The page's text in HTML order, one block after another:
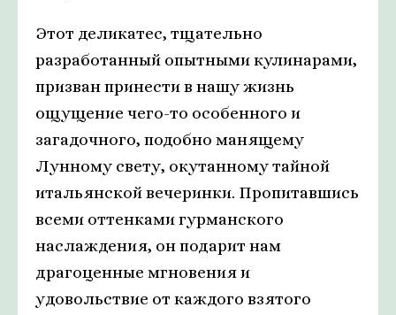
Этот деликатес, тщательно
разработанный опытными кулинарами,
призван принести в нашу жизнь
ощущение чего-то особенного и
загадочного, подобно манящему
Лунному свету, окутанному тайной
итальянской вечеринки. Пропитавшись
всеми оттенками гурманского
наслаждения, он подарит нам
драгоценные мгновения и
удовольствие от каждого взятого